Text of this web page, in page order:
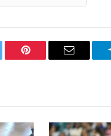
PinterestCorreo